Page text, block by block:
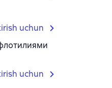
uchun
uchun